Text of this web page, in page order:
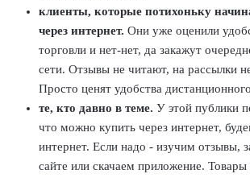
клиенты, которые потихоньку
через интернет. Они уже оценили
торговли и нет-нет, да закажут
сети. Отзывы не читают, на рассылки
Просто ценят удобства
те, кто давно в теме. У этой публики
что можно купить через интернет,
интернет. Если надо - изучим отзывы,
сайте или скачаем приложение. Товары